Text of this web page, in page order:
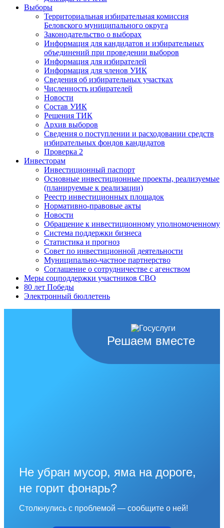
Выборы
Территориальная избирательная комиссия
Беловского муниципального округа
Законодательство о выборах
Информация для кандидатов и избирательных
объединений при проведении выборов
Информация для избирателей
Информация для членов УИК
Сведения об избирательных участках
Численность избирателей
Новости
Состав УИК
Решения ТИК
Архив выборов
Сведения о поступлении и расходовании средств
избирательных фондов кандидатов
Проверка 2
Инвесторам
Инвестиционный паспорт
Основные инвестиционные проекты, реализуемые
(планируемые к реализации)
Реестр инвестиционных площадок
Нормативно-правовые акты
Новости
Обращение к инвестиционному уполномоченному
Система поддержки бизнеса
Статистика и прогноз
Совет по инвестиционной деятельности
Муниципально-частное партнерство
Соглашение о сотрудничестве с агенством
Меры соцподдержки участников СВО
80 лет Победы
Электронный бюллетень
Решаем вместе
Не убран мусор, яма на дороге,
не горит фонарь?
Столкнулись с проблемой — сообщите о ней!